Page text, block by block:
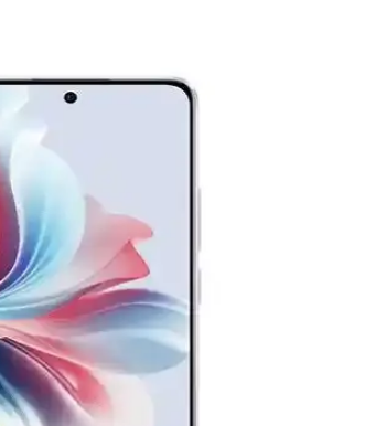
deneyimini zenginleştiriyor.
bir seçenek.
faktörler inceleniyor.